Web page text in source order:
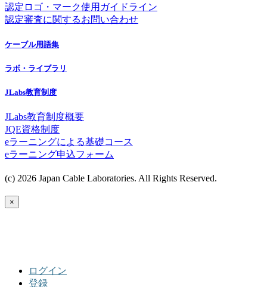
認定ロゴ・マーク使用ガイドライン
認定審査に関するお問い合わせ
ケーブル用語集
ラボ・ライブラリ
JLabs教育制度
JLabs教育制度概要
JQE資格制度
eラーニングによる基礎コース
eラーニング申込フォーム
(c) 2026 Japan Cable Laboratories. All Rights Reserved.
×
ログイン
登録